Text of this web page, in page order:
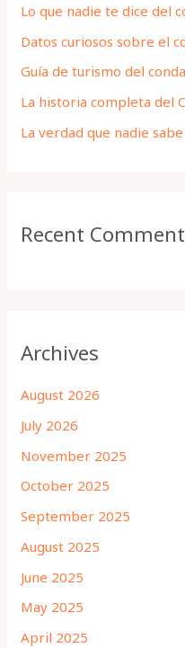
f
o
r
:
Lo que nadie te dice del
Datos curiosos sobre el
Guía de turismo del
La historia completa del
La verdad que nadie
Recent
Archives
August 2026
July 2026
November 2025
October 2025
September 2025
August 2025
June 2025
May 2025
April 2025